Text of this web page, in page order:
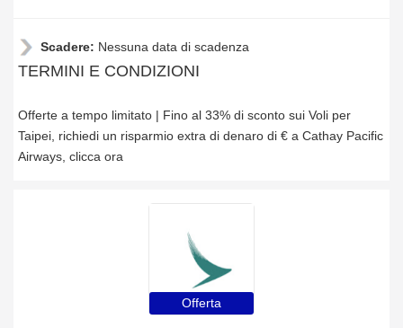
Scadere: Nessuna data di scadenza
TERMINI E CONDIZIONI
Offerte a tempo limitato | Fino al 33% di sconto sui Voli per
Taipei, richiedi un risparmio extra di denaro di € a Cathay Pacific
Airways, clicca ora
Offerta